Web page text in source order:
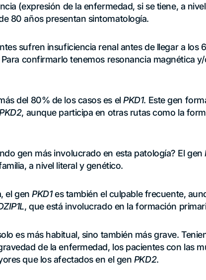
(expresión de la enfermedad, si se tiene, a
80 años presentan sintomatología.
sufren insuficiencia renal antes de llegar a los
confirmarlo tenemos resonancia magnética
del 80% de los casos es el PKD1. Este gen
, aunque participa en otras rutas como la
gen más involucrado en esta patología? El gen
a nivel literal y genético.
el gen PKD1 es también el culpable frecuente,
, que está involucrado en la formación
es más habitual, sino también más grave.
de la enfermedad, los pacientes con las
que los afectados en el gen PKD2.